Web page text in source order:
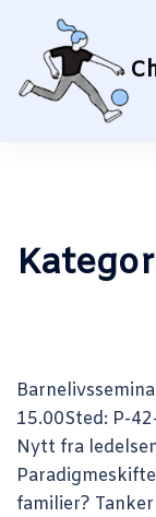
innhold
15.00Sted: P-
Nytt fra
familier?